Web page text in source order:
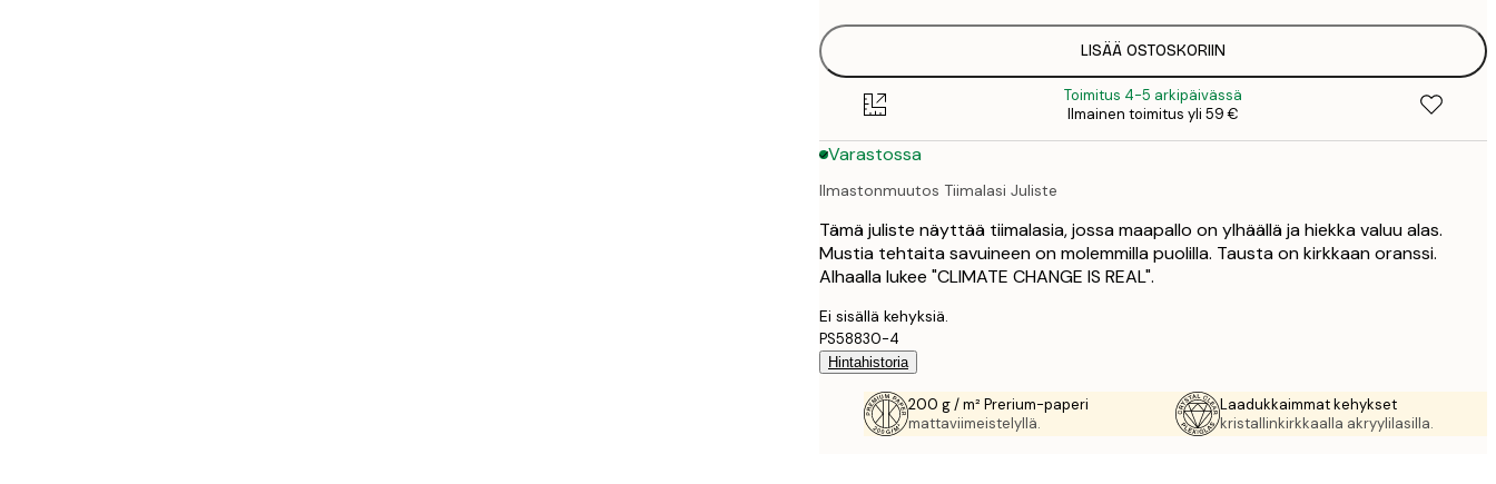
LISÄÄ OSTOSKORIIN
Toimitus 4-5 arkipäivässä
Ilmainen toimitus yli 59 €
Varastossa
Ilmastonmuutos Tiimalasi Juliste
Tämä juliste näyttää tiimalasia, jossa maapallo on ylhäällä ja hiekka valuu alas.
Mustia tehtaita savuineen on molemmilla puolilla. Tausta on kirkkaan oranssi.
Alhaalla lukee "CLIMATE CHANGE IS REAL".
Ei sisällä kehyksiä.
PS58830-4
Hintahistoria
200 g / m² Prerium-paperi
mattaviimeistelyllä.
Laadukkaimmat kehykset
kristallinkirkkaalla akryylilasilla.